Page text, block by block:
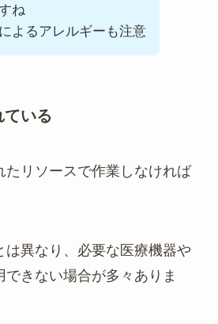
ね
よるアレルギーも注意
ている
たリソースで作業しなければ
は異なり、必要な医療機器や
できない場合が多々ありま